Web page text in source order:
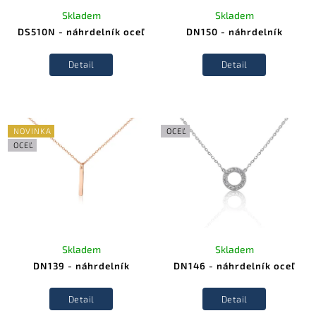
DS510N - náhrdelník oceľ
Skladem
Detail
DN150 - náhrdelník
Skladem
Detail
NOVINKA
OCEĽ
DN139 - náhrdelník
Skladem
Detail
OCEĽ
DN146 - náhrdelník oceľ
Skladem
Detail